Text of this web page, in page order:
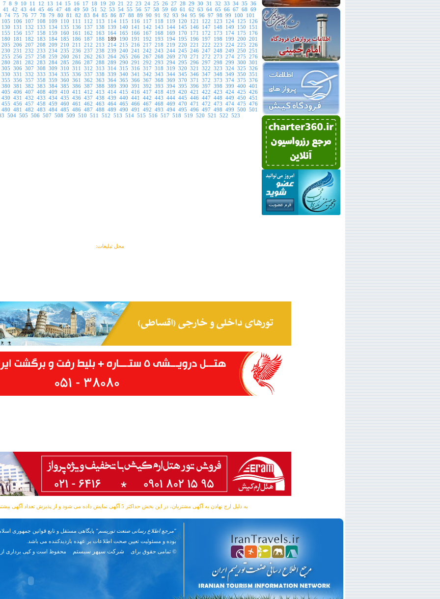
7 8 9 10 11 12 13 14 15 16 17 18 19 20 21 22 23 24 25 26 27 28 29 30 31 32 33 34 35 36
41
42 43 44 45 46 47 48 49 50 51 52 53 54 55 56 57 58 59 60 61 62 63 64 65 66 67 68 69
74 75 76 77 78 79 80 81 82 83 84 85 86 87 88 89 90 91 92 93 94 95 96 97 98 99 100
101
105
106 107 108 109 110 111 112 113 114 115 116 117 118 119 120 121 122 123 124 125
126
130
131 132 133 134 135 136 137 138 139 140 141 142 143 144 145 146 147 148 149 150
151
155
156 157 158 159 160 161 162 163 164 165 166 167 168 169 170 171 172 173 174 175
176
180
181 182 183 184 185 186 187 188 189 190 191 192 193 194 195 196 197 198 199 200 201
205 206 207 208 209 210 211 212 213 214 215 216 217 218 219 220 221 222 223 224 225 226
230 231 232 233 234 235 236 237 238 239 240 241 242 243 244 245 246 247 248 249 250 251
255 256 257 258 259 260 261 262 263 264 265 266 267 268 269 270 271 272 273 274 275 276
280 281 282 283 284 285 286 287 288 289 290 291 292 293 294 295 296 297 298 299 300 301
305 306 307 308 309 310 311 312 313 314 315 316 317 318 319 320 321 322 323 324 325 326
330 331 332 333 334 335 336 337 338 339 340 341 342 343 344 345 346 347 348 349 350 351
355 356 357 358 359 360 361 362 363 364 365 366 367 368 369 370 371 372 373 374 375 376
380 381 382 383 384 385 386 387 388 389 390 391 392 393 394 395 396 397 398 399 400 401
405 406 407 408 409 410 411 412 413 414 415 416 417 418 419 420 421 422 423 424 425 426
430 431 432 433 434 435 436 437 438 439 440 441 442 443 444 445 446 447 448 449 450 451
455 456 457 458 459 460 461 462 463 464 465 466 467 468 469 470 471 472 473 474 475 476
480 481 482 483 484 485 486 487 488 489 490 491 492 493 494 495 496 497 498 499 500 501
504 505 506 507 508 509 510 511 512 513 514 515 516 517 518 519 520 521 522 523
محل تبلیغات:
به دلیل ارج نهادن به آگهی مشتریان، در این بخش حداکثر 5 آگهی نمایش داده می شود و از پذیرش تعداد آگهی بیشتر معذوریم.
"مرجع اطلاع رسانی صنعت توریسم" پایگاهی مستقل و تابع قوانین جمهوری
بوده و مسئوليت تعیین صحت اطلاعات بر عهده بازدیدکننده می باشد.
© تمامی حقوق برای
شرکت سپهر سیستم محفوظ است و کپی برداری